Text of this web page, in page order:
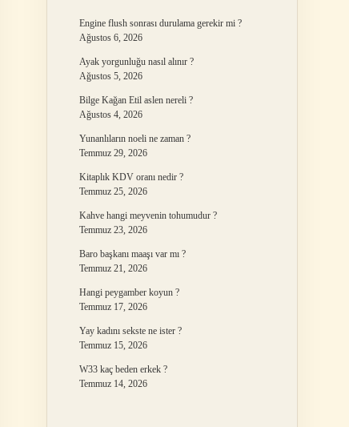
Engine flush sonrası durulama gerekir mi ?
Ağustos 6, 2026
Ayak yorgunluğu nasıl alınır ?
Ağustos 5, 2026
Bilge Kağan Etil aslen nereli ?
Ağustos 4, 2026
Yunanlıların noeli ne zaman ?
Temmuz 29, 2026
Kitaplık KDV oranı nedir ?
Temmuz 25, 2026
Kahve hangi meyvenin tohumudur ?
Temmuz 23, 2026
Baro başkanı maaşı var mı ?
Temmuz 21, 2026
Hangi peygamber koyun ?
Temmuz 17, 2026
Yay kadını sekste ne ister ?
Temmuz 15, 2026
W33 kaç beden erkek ?
Temmuz 14, 2026